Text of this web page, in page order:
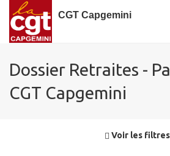
CGT Capgemini
Dossier Retraites -
CGT Capgemini
Voir les filtres